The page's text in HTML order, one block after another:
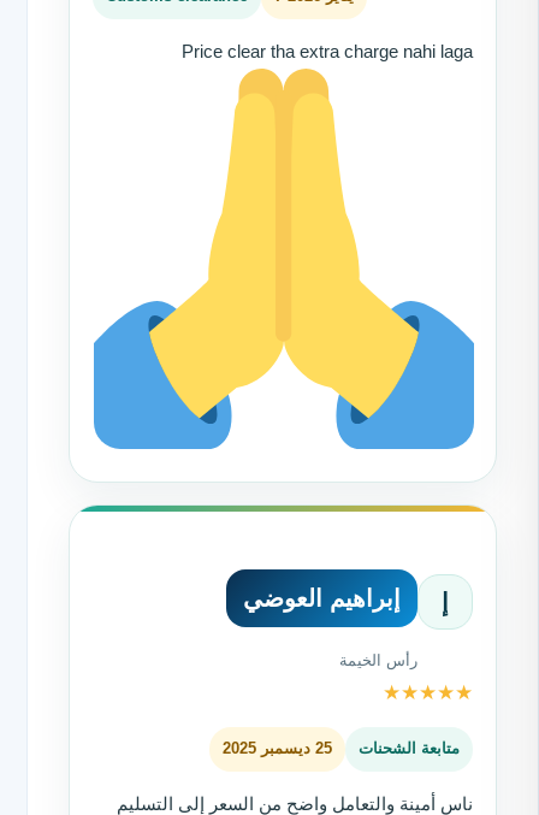
Price clear tha extra charge nahi laga
إبراهيم العوضي
رأس الخيمة
★
★
★
★
★
متابعة الشحنات 25 ديسمبر 2025
ناس أمينة والتعامل واضح من السعر إلى التسليم